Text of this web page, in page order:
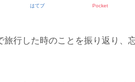
はてブ Pocket
行した時のことを振り返り、